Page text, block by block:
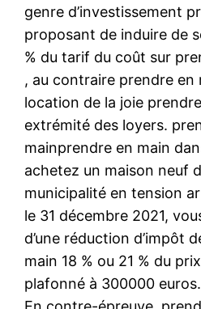
genre d’investissement
proposant de induire de
% du tarif du coût sur
, au contraire prendre en
location de la joie
extrémité des loyers.
mainprendre en main
achetez un maison neuf
municipalité en tension
le 31 décembre 2021,
d’une réduction d’impôt
main 18 % ou 21 % du
plafonné à 300000